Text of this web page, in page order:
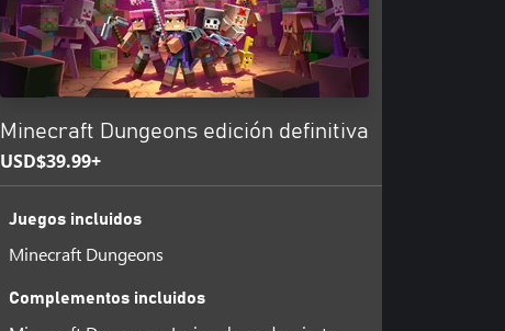
Minecraft Dungeons edición definitiva
USD$39.99+
Juegos incluidos
Minecraft Dungeons
Complementos incluidos